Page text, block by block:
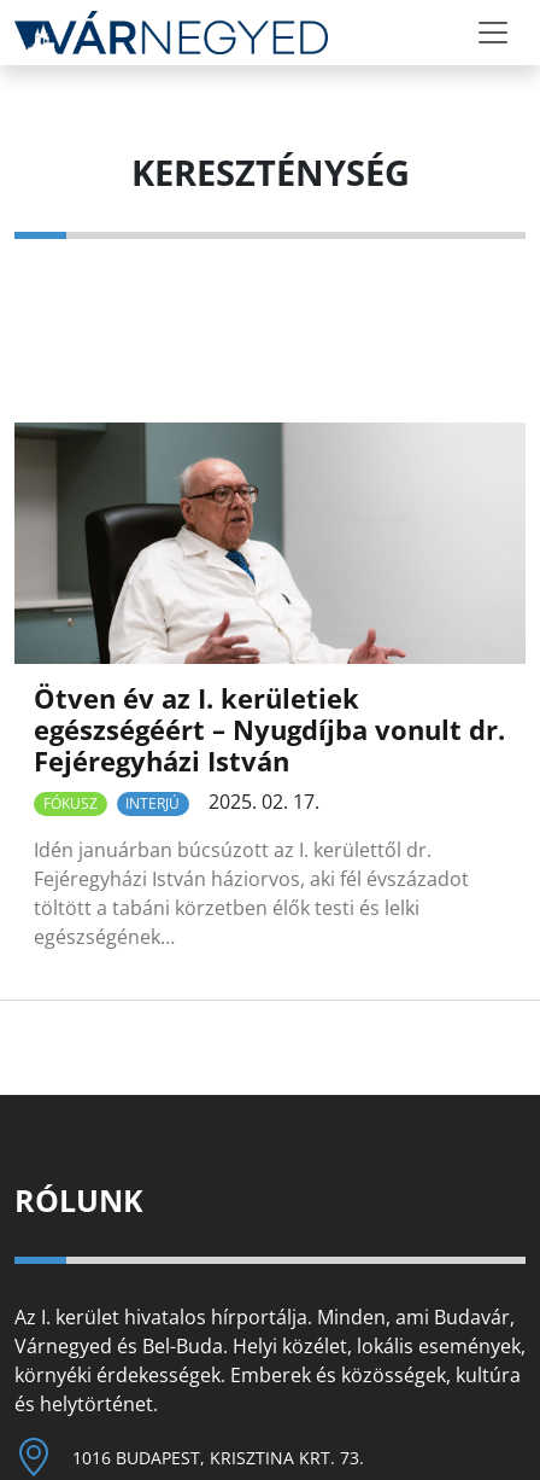
KERESZTÉNYSÉG
Ötven év az I. kerületiek
egészségéért – Nyugdíjba vonult dr.
Fejéregyházi István
FÓKUSZ INTERJÚ
2025. 02. 17.
Idén januárban búcsúzott az I. kerülettől dr.
Fejéregyházi István háziorvos, aki fél évszázadot
töltött a tabáni körzetben élők testi és lelki
egészségének…
RÓLUNK
Az I. kerület hivatalos hírportálja. Minden, ami Budavár,
Várnegyed és Bel-Buda. Helyi közélet, lokális események,
környéki érdekességek. Emberek és közösségek, kultúra
és helytörténet.
1016 BUDAPEST, KRISZTINA KRT. 73.